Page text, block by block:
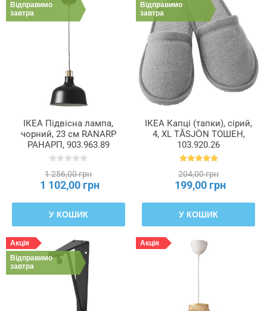
Відправимо
завтра
ІКЕА Підвісна лампа,
чорний, 23 см RANARP
РАНАРП, 903.963.89
1 256,00 грн
1 102,00 грн
У КОШИК
Відправимо
завтра
ІКЕА Капці (тапки), сірий,
4, XL TÅSJÖN ТОШЕН,
103.920.26
204,00 грн
199,00 грн
У КОШИК
Акція
Відправимо
завтра
Акція